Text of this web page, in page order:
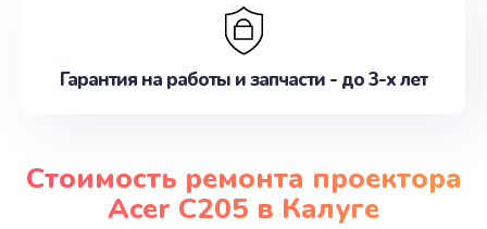
Гарантия на работы и запчасти - до 3-х лет
Стоимость ремонта проектора
Acer C205 в Калуге